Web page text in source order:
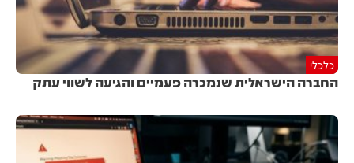
כלכלי
החברה הישראלית שנמכרה פעמיים והגיעה לשווי עתק